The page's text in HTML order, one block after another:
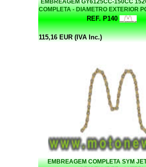
EMBREAGEM GY6125CC-150CC
COMPLETA - DIAMETRO EXTERIOR
125MM DIAMETRO INTERIOR
REF. P140
115,16 EUR (IVA Inc.)
EMBREAGEM COMPLETA SYM